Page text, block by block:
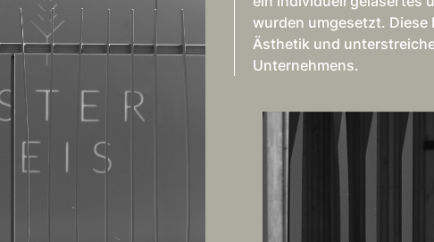
wurden umgesetzt. Diese
Ästhetik und
Unternehmens.